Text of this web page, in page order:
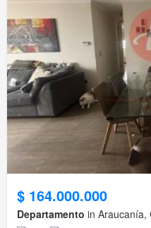
$ 164.000.000
Departamento in Araucanía,